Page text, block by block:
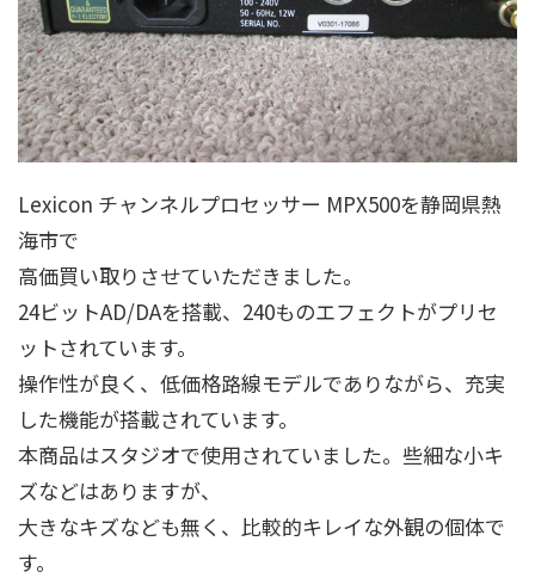
Lexicon チャンネルプロセッサー MPX500を静岡県熱
海市で
高価買い取りさせていただきました。
24ビットAD/DAを搭載、240ものエフェクトがプリセ
ットされています。
操作性が良く、低価格路線モデルでありながら、充実
した機能が搭載されています。
本商品はスタジオで使用されていました。些細な小キ
ズなどはありますが、
大きなキズなども無く、比較的キレイな外観の個体で
す。